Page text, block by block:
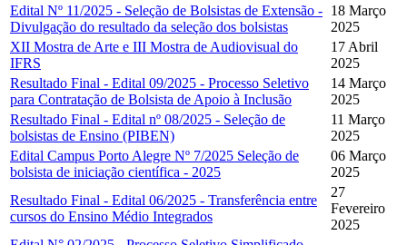
Edital Nº 11/2025 - Seleção de Bolsistas de Extensão -
Divulgação do resultado da seleção dos bolsistas
18 Março
2025
XII Mostra de Arte e III Mostra de Audiovisual do
IFRS
17 Abril
2025
Resultado Final - Edital 09/2025 - Processo Seletivo
para Contratação de Bolsista de Apoio à Inclusão
14 Março
2025
Resultado Final - Edital nº 08/2025 - Seleção de
bolsistas de Ensino (PIBEN)
11 Março
2025
Edital Campus Porto Alegre Nº 7/2025 Seleção de
bolsista de iniciação científica - 2025
06 Março
2025
Resultado Final - Edital 06/2025 - Transferência entre
cursos do Ensino Médio Integrados
27
Fevereiro
2025